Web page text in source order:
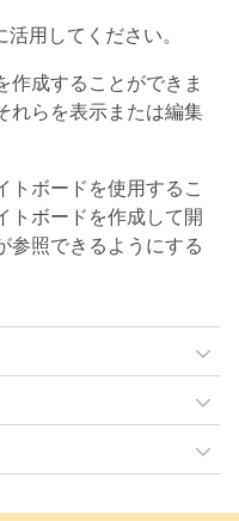
用してください。
作成することができま
れらを表示または編集
トボードを使用するこ
トボードを作成して開
参照できるようにする